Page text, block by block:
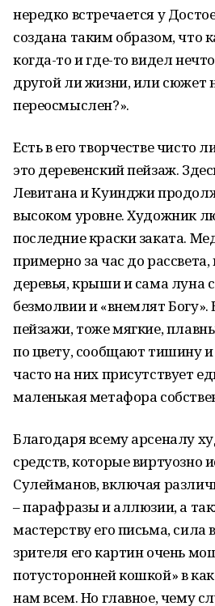
нередко встречается у
создана таким образом, что
когда-то и где-то видел
другой ли жизни, или сюжет
переосмыслен?».
Есть в его творчестве чисто
это деревенский пейзаж.
Левитана и Куинджи
высоком уровне. Художник
последние краски заката.
примерно за час до
деревья, крыши и сама луна
безмолвии и «внемлят Богу».
пейзажи, тоже мягкие,
по цвету, сообщают тишину
часто на них присутствует
маленькая метафора
Благодаря всему арсеналу
средств, которые виртуозно
Сулейманов, включая
– парафразы и аллюзии, а
мастерству его письма, сила
зрителя его картин очень
потусторонней кошкой» в
нам всем. Но главное, чему